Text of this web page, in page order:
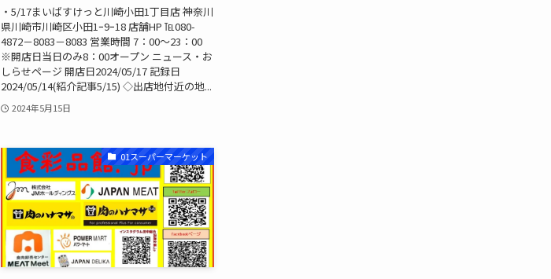
・5/17まいばすけっと川崎小田1丁目店 神奈川
県川崎市川崎区小田1ｰ9ｰ18 店舗HP ℡080-
4872－8083－8083 営業時間 7：00～23：00
※開店日当日のみ8：00オープン ニュース・お
しらせページ 開店日2024/05/17 記録日
2024/05/14(紹介記事5/15) ◇出店地付近の地...
2024年5月15日
01スーパーマーケット